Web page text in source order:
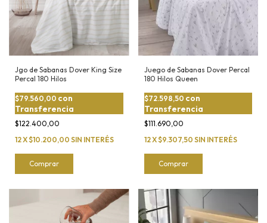
Jgo de Sabanas Dover King Size
Percal 180 Hilos
$122.400,00
$79.560,00 con
Transferencia
12X$10.200,00 SIN INTERÉS
Comprar
Juego de Sabanas Dover Percal
180 Hilos Queen
$111.690,00
$72.598,50 con
Transferencia
12X$9.307,50 SIN INTERÉS
Comprar